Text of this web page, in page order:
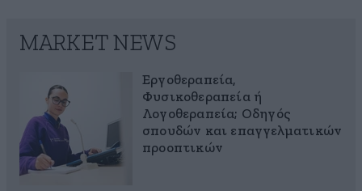
MARKET NEWS
Εργοθεραπεία,
Φυσικοθεραπεία ή
Λογοθεραπεία; Οδηγός
σπουδών και επαγγελματικών
προοπτικών